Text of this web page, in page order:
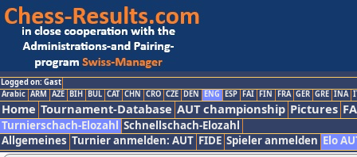
Logged on: Gast
Arabic ARM AZE BIH BUL CAT CHN CRO CZE DEN ENG ESP FAI FIN FRA GER GRE INA
Home Tournament-Database AUT championship Pictures
Turnierschach-Elozahl Schnellschach-Elozahl
Allgemeines Turnier anmelden: AUT FIDE Spieler anmelden Elo